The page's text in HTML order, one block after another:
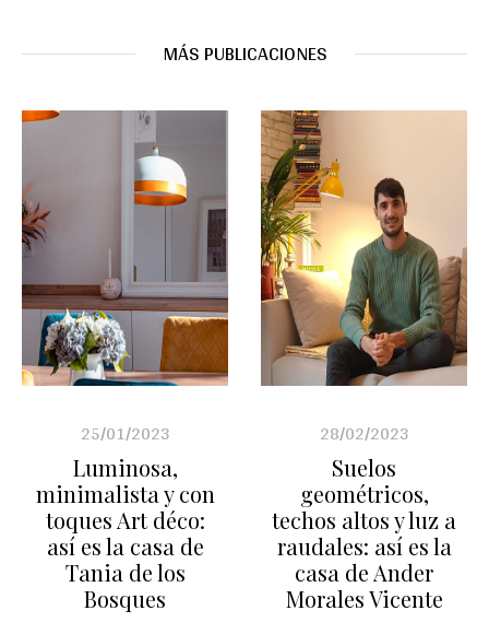
MÁS PUBLICACIONES
25/01/2023
Luminosa,
minimalista y con
toques Art déco:
así es la casa de
Tania de los
Bosques
28/02/2023
Suelos
geométricos,
techos altos y luz a
raudales: así es la
casa de Ander
Morales Vicente